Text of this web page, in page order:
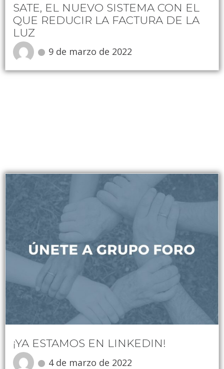
SATE, EL NUEVO SISTEMA CON EL
QUE REDUCIR LA FACTURA DE LA
LUZ
9 de marzo de 2022
¡YA ESTAMOS EN LINKEDIN!
4 de marzo de 2022